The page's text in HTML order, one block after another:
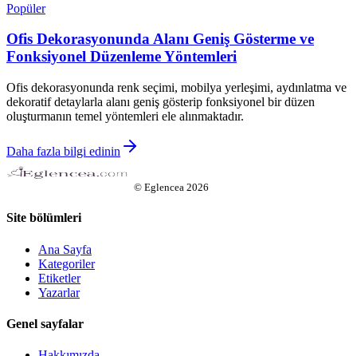
Popüler
Ofis Dekorasyonunda Alanı Geniş Gösterme ve
Fonksiyonel Düzenleme Yöntemleri
Ofis dekorasyonunda renk seçimi, mobilya yerleşimi, aydınlatma ve
dekoratif detaylarla alanı geniş gösterip fonksiyonel bir düzen
oluşturmanın temel yöntemleri ele alınmaktadır.
Daha fazla bilgi edinin
© Eglencea 2026
Site bölümleri
Ana Sayfa
Kategoriler
Etiketler
Yazarlar
Genel sayfalar